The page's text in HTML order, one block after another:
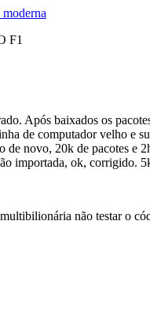
F1
Após baixados os
de computador velho e
novo, 20k de pacotes e
importada, ok, corrigido.
não testar o